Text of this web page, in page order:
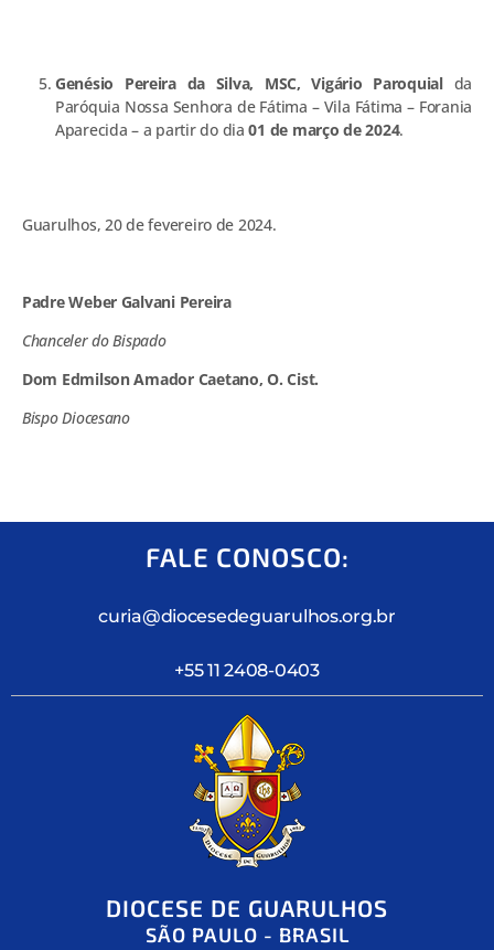
Genésio Pereira da Silva, MSC, Vigário Paroquialda
Paróquia Nossa Senhora de Fátima – Vila Fátima – Forania
Aparecida – a partir do dia01 de março de 2024.
Guarulhos, 20 de fevereiro de 2024.
Padre Weber Galvani Pereira
Chanceler do Bispado
Dom Edmilson Amador Caetano, O. Cist.
Bispo Diocesano
FALE CONOSCO:
curia@diocesedeguarulhos.org.br
+55 11 2408-0403
DIOCESE DE GUARULHOS
SÃO PAULO - BRASIL